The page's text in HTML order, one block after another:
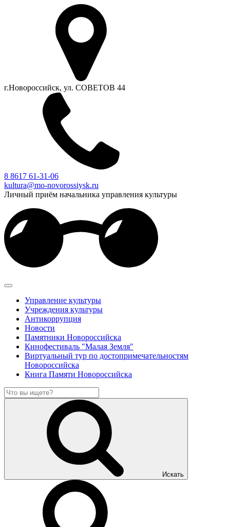
г.Новороссийск, ул. СОВЕТОВ 44
8 8617 61-31-06
kultura@mo-novorossiysk.ru
Личный приём начальника управления культуры
Управление культуры
Учреждения культуры
Антикоррупция
Новости
Памятники Новороссийска
Кинофестиваль "Малая Земля"
Виртуальный тур по достопримечательностям
Новороссийска
Книга Памяти Новороссийска
Искать